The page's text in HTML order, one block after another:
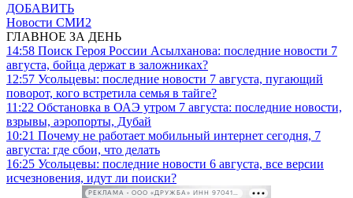
ДОБАВИТЬ
Новости СМИ2
ГЛАВНОЕ ЗА ДЕНЬ
14:58 Поиск Героя России Асылханова: последние новости 7
августа, бойца держат в заложниках?
12:57 Усольцевы: последние новости 7 августа, пугающий
поворот, кого встретила семья в тайге?
11:22 Обстановка в ОАЭ утром 7 августа: последние новости,
взрывы, аэропорты, Дубай
10:21 Почему не работает мобильный интернет сегодня, 7
августа: где сбои, что делать
16:25 Усольцевы: последние новости 6 августа, все версии
исчезновения, идут ли поиски?
РЕКЛАМА • ООО «ДРУЖБА» ИНН 9704146411